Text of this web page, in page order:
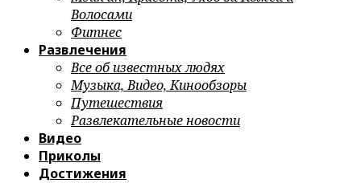
Волосами
Фитнес
Развлечения
Все об известных людях
Музыка, Видео, Кинообзоры
Путешествия
Развлекательные новости
Видео
Приколы
Достижения